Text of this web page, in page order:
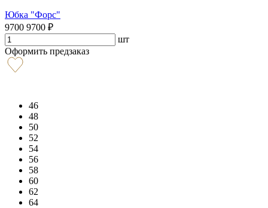
Юбка "Форс"
9700 9700 ₽
шт
Оформить предзаказ
46
48
50
52
54
56
58
60
62
64